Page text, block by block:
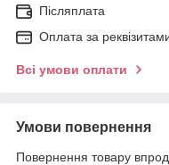
Післяплата
Оплата за
Всі умови оплати
Умови повернення
Повернення товару